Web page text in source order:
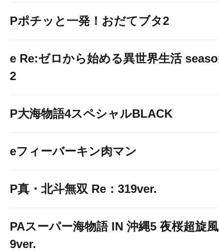
Pポチッと一発！おだてブタ2
e Re:ゼロから始める異世界生活
2
P大海物語4スペシャルBLACK
eフィーバーキン肉マン
P真・北斗無双 Re：319ver.
PAスーパー海物語 IN 沖縄5 夜桜超旋
9ver.